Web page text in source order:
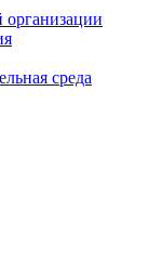
организации
среда